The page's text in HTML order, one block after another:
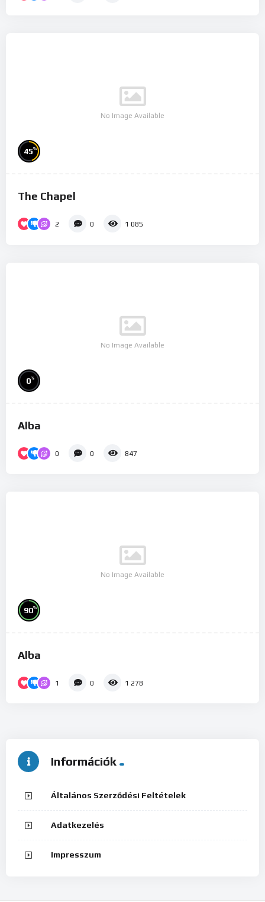
No Image Available
45%
The Chapel
2 0 1 085
No Image Available
0%
Alba
0 0 847
No Image Available
90%
Alba
1 0 1 278
Információk
Általános Szerződési Feltételek
Adatkezelés
Impresszum